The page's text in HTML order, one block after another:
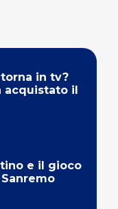
in tv?
acquistato il
e il gioco